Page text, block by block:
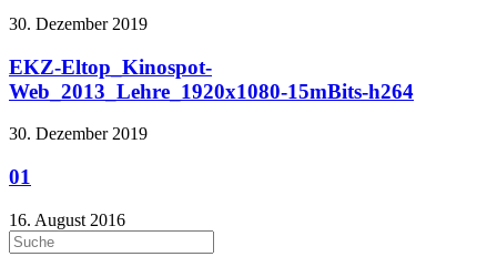
30. Dezember 2019
EKZ-Eltop_Kinospot-
Web_2013_Lehre_1920x1080-15mBits-h264
30. Dezember 2019
01
16. August 2016